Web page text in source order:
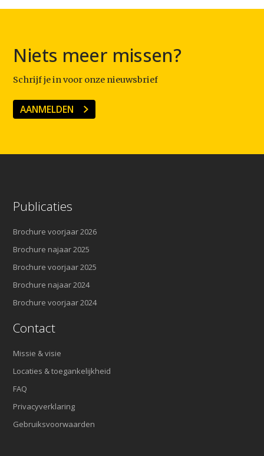
Niets meer missen?
Schrijf je in voor onze nieuwsbrief
AANMELDEN
Publicaties
Brochure voorjaar 2026
Brochure najaar 2025
Brochure voorjaar 2025
Brochure najaar 2024
Brochure voorjaar 2024
Contact
Missie & visie
Locaties & toegankelijkheid
FAQ
Privacyverklaring
Gebruiksvoorwaarden